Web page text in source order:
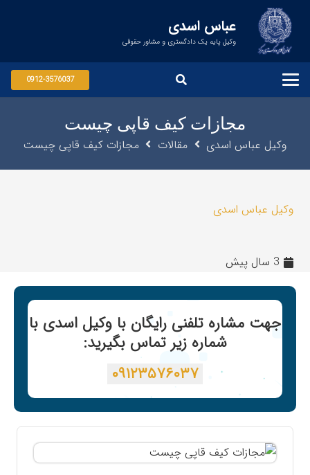
عباس اسدی
وکیل پایه یک دادگستری و مشاور حقوقی
0912-3576037
مجازات کیف قاپی چیست
وکیل عباس اسدی مقالات مجازات کیف قاپی چیست
وکیل عباس اسدی
3 سال پیش
جهت مشاره تلفنی رایگان با وکیل اسدی با
شماره زیر تماس بگیرید:
۰۹۱۲۳۵۷۶۰۳۷